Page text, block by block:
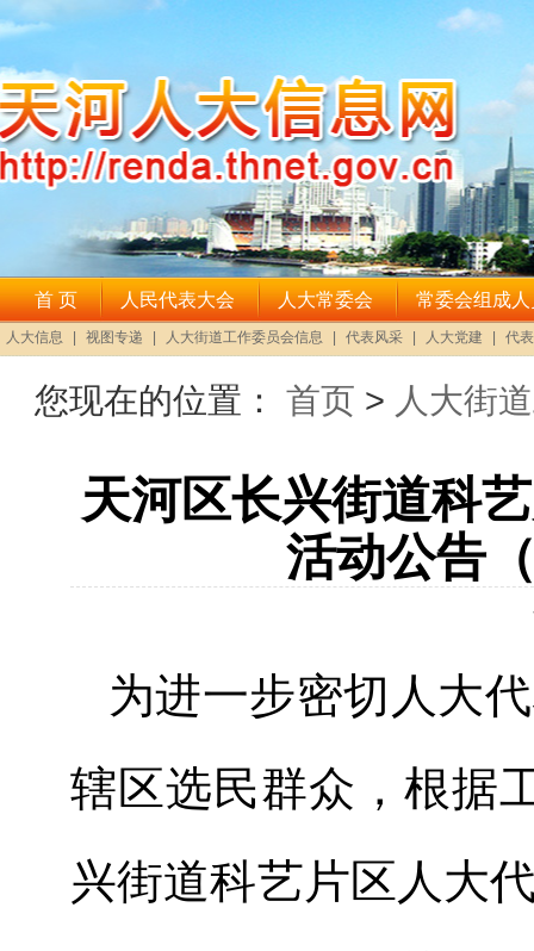
您现在的位置： 首页 > 人大街
天河区长兴街道科
活动公告
为进一步密切人大
辖区选民群众，根据
兴街道科艺片区 人大